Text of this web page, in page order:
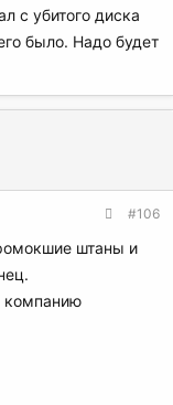
с убитого диска
было. Надо будет
#106
штаны и
компанию